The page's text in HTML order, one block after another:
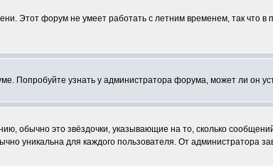
Этот форум не умеет работать с летним временем, так что
Попробуйте узнать у администратора форума, может ли он
обычно это звёздочки, указывающие на то, сколько
уникальна для каждого пользователя. От администратора